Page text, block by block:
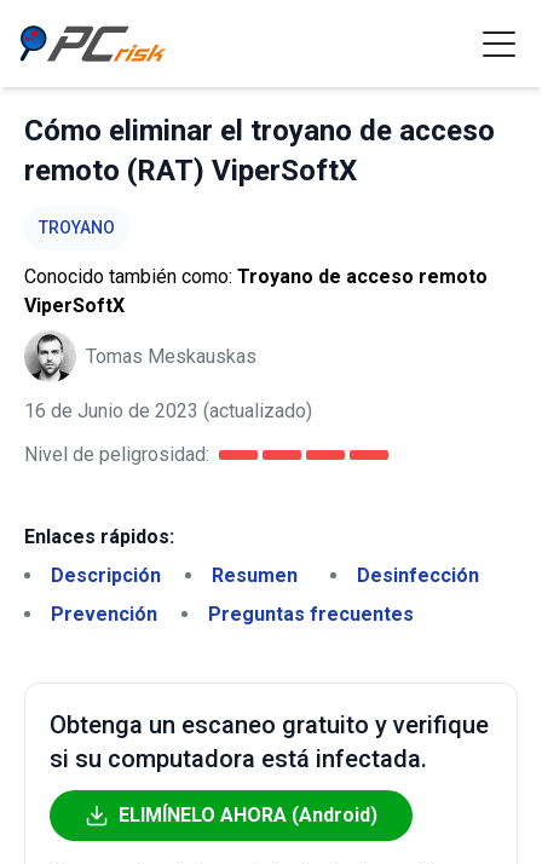
Cómo eliminar el troyano de acceso
remoto (RAT) ViperSoftX
TROYANO
Conocido también como: Troyano de acceso remoto
ViperSoftX
Tomas Meskauskas
16 de Junio de 2023 (actualizado)
Nivel de peligrosidad:
Enlaces rápidos:
Descripción
Resumen
Desinfección
Prevención
Preguntas frecuentes
Obtenga un escaneo gratuito y verifique
si su computadora está infectada.
ELIMÍNELO AHORA (Android)